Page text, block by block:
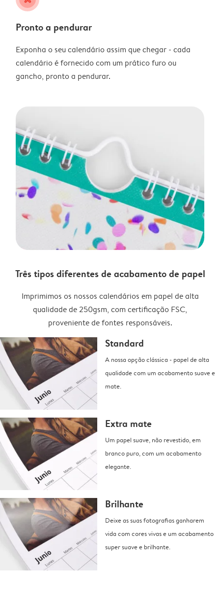
Pronto a pendurar
Exponha o seu calendário assim que chegar - cada
calendário é fornecido com um prático furo ou
gancho, pronto a pendurar.
Três tipos diferentes de acabamento de papel
Imprimimos os nossos calendários em papel de alta
qualidade de 250gsm, com certificação FSC,
proveniente de fontes responsáveis.
Standard
A nossa opção clássica - papel de alta
qualidade com um acabamento suave e
mate.
Extra mate
Um papel suave, não revestido, em
branco puro, com um acabamento
elegante.
Brilhante
Deixe as suas fotografias ganharem
vida com cores vivas e um acabamento
super suave e brilhante.